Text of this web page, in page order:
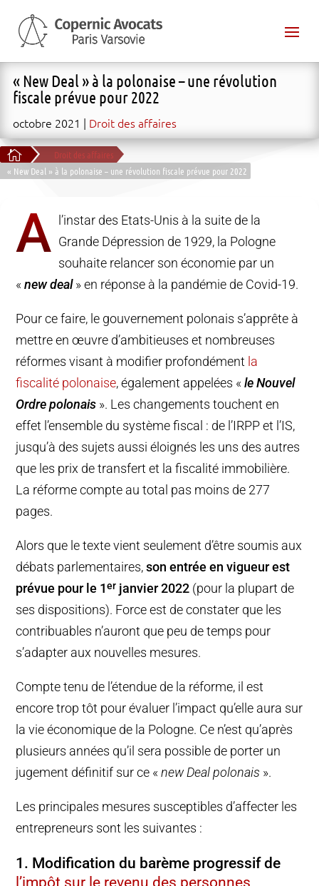
« New Deal » à la polonaise – une révolution
fiscale prévue pour 2022
octobre 2021 Droit des affaires

Droit des affaires
« New Deal » à la polonaise – une révolution fiscale prévue pour 2022
A
l’instar des Etats-Unis à la suite de la
Grande Dépression de 1929, la Pologne
souhaite relancer son économie par un
«new deal» en réponse à la pandémie de Covid-19.
Pour ce faire, le gouvernement polonais s’apprête à
mettre en œuvre d’ambitieuses et nombreuses
réformes visant à modifier profondément la
fiscalité polonaise, également appelées «le Nouvel
Ordre polonais ». Les changements touchent en
effet l’ensemble du système fiscal : de l’IRPP et l’IS,
jusqu’à des sujets aussi éloignés les uns des autres
que les prix de transfert et la fiscalité immobilière.
La réforme compte au total pas moins de 277
pages.
Alors que le texte vient seulement d’être soumis aux
débats parlementaires,son entrée en vigueur est
prévue pour le 1er janvier 2022 (pour la plupart de
ses dispositions). Force est de constater que les
contribuables n’auront que peu de temps pour
s’adapter aux nouvelles mesures.
Compte tenu de l’étendue de la réforme, il est
encore trop tôt pour évaluer l’impact qu’elle aura sur
la vie économique de la Pologne. Ce n’est qu’après
plusieurs années qu’il sera possible de porter un
jugement définitif sur ce «new Deal polonais ».
Les principales mesures susceptibles d’affecter les
entrepreneurs sont les suivantes :
1. Modification du barème progressif de
l’impôt sur le revenu des personnes